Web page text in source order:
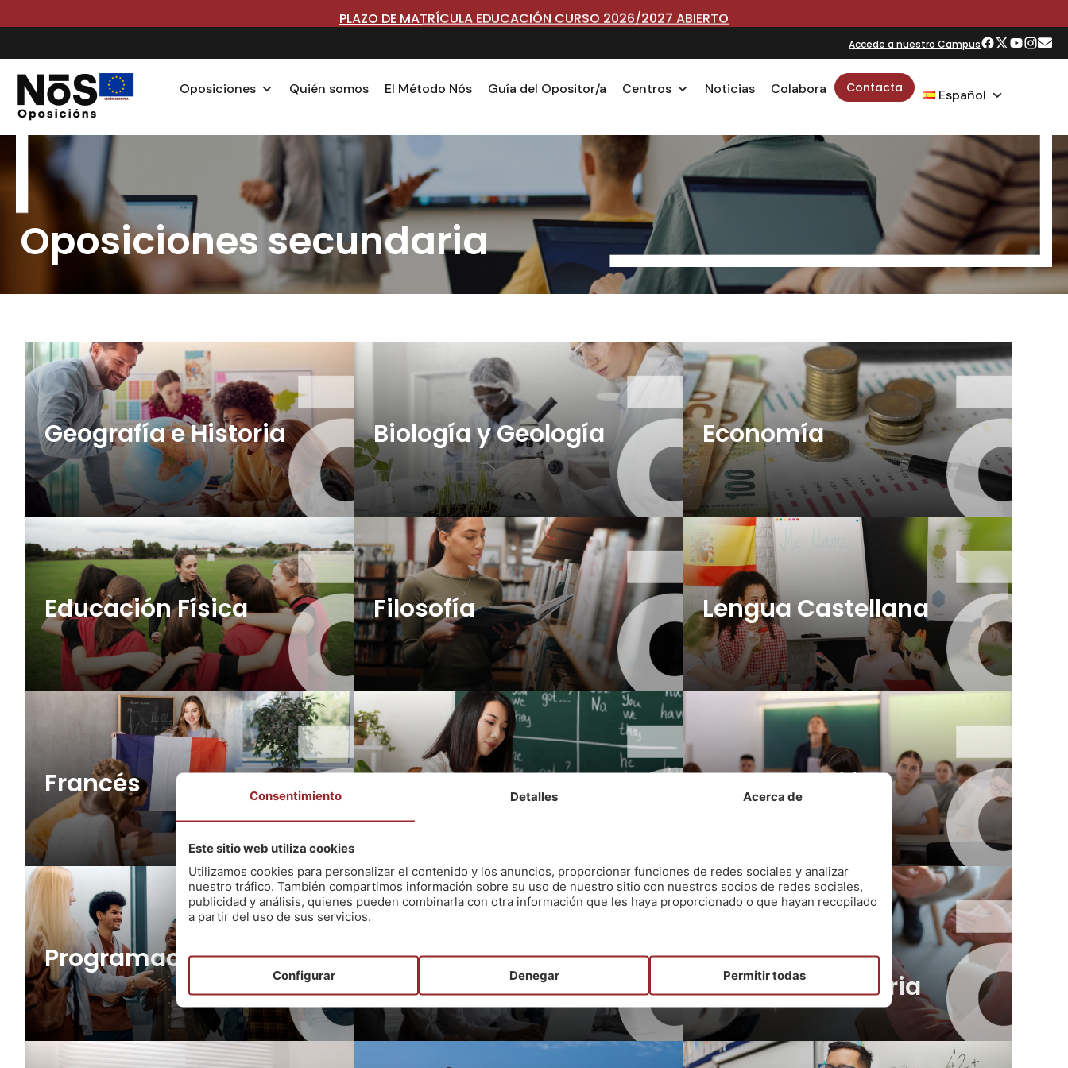
PLAZO DE MATRÍCULA EDUCACIÓN CURSO 2026/2027 ABIERTO
Accede a nuestro Campus
Oposiciones Quién somos El Método Nós Guía del Opositor/a Centros Noticias Colabora Contacta Español
Oposiciones secundaria
Geografía e Historia
35 plazas (OEP 2026)
+ info
Biología y Geología
25 plazas (OEP 2026)
+ info
Economía
20 plazas (OEP 2026)
+ info
Educación Física
20 plazas (OEP 2026)
+ info
Filosofía Lengua Castellana
Francés
15 plazas (OEP 2026)
+ info
Inglés
+ info
Programación
Secundaria
+ info
Programación FP
Formación y
Orientación Laboral
Intervencion
Sociocomunitaria
Consentimiento Detalles Acerca de
Este sitio web utiliza cookies
Utilizamos cookies para personalizar el contenido y los anuncios, proporcionar funciones de redes sociales y analizar
nuestro tráfico. También compartimos información sobre su uso de nuestro sitio con nuestros socios de redes sociales,
publicidad y análisis, quienes pueden combinarla con otra información que les haya proporcionado o que hayan recopilado
a partir del uso de sus servicios.
Configurar Denegar Permitir todas